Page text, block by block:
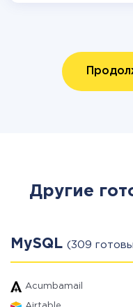
Другие
MySQL (309
Acumbamail